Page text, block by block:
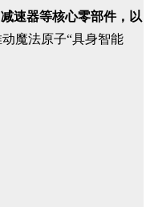
速器等核心零部件，以
魔法原子“具身智能